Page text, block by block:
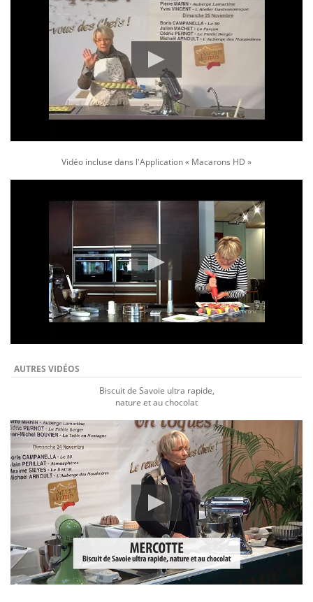
Vidéo incluse dans l'Application « Macarons HD »
AUTRES VIDÉOS
Biscuit de Savoie ultra rapide,
nature et au chocolat